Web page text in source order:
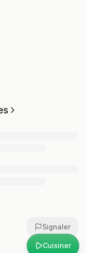
Cuisiner
Signaler